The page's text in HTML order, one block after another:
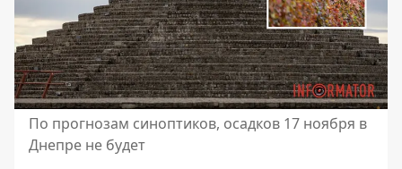
По прогнозам синоптиков, осадков 17 ноября в
Днепре не будет